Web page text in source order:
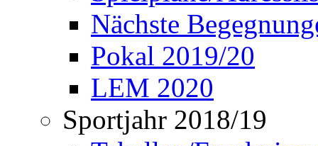
Nächste
Pokal 2019/20
LEM 2020
Sportjahr 2018/19